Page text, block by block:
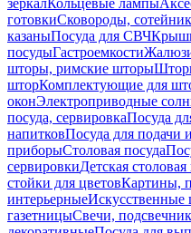
зеркалКольцевые лампы
готовкиСковороды,
казаныПосуда для СВЧ
посудыГастроемкости
шторы, римские шторы
шторКомплектующие для
оконЭлектроприводные
посуда, сервировкаПосуда
напитковПосуда для подачи
приборыСтоловая посуда
сервировкиДетская столовая
стойки для цветовКартины,
интерьерныеИскусственные
газетницыСвечи,